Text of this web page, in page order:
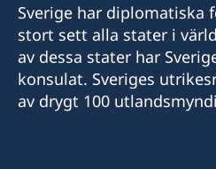
Office of the Embassy of
c/o Delegation of the
State of Eritrea
Marsa Teklai Street 192
Asmara
Sverige har diplomatiska
stort sett alla stater i
av dessa stater har
konsulat. Sveriges
av drygt 100